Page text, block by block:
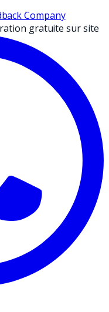
Company
gratuite sur site